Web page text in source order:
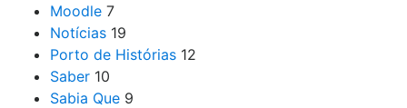
Moodle 7
Notícias 19
Porto de Histórias 12
Saber 10
Sabia Que 9